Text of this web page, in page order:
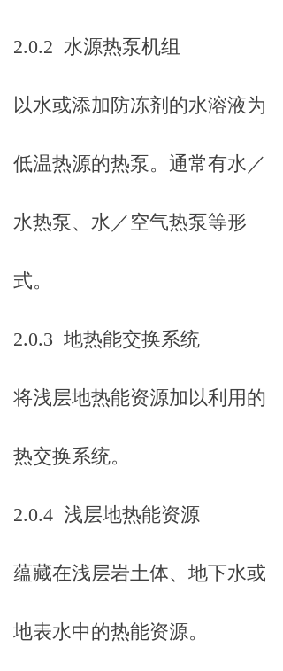
2.0.2 水源热泵机组
以水或添加防冻剂的水溶液为
低温热源的热泵。通常有水／
水热泵、水／空气热泵等形
式。
2.0.3 地热能交换系统
将浅层地热能资源加以利用的
热交换系统。
2.0.4 浅层地热能资源
蕴藏在浅层岩土体、地下水或
地表水中的热能资源。